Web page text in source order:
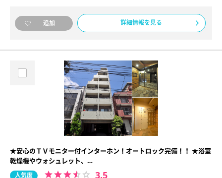
追加 詳細情報を見る
★安心のＴＶモニター付インターホン！オートロック完備！！ ★浴室
乾燥機やウォシュレット、…
人気度 3.5